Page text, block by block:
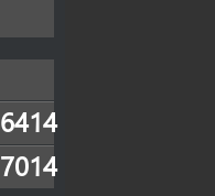
6414
7014